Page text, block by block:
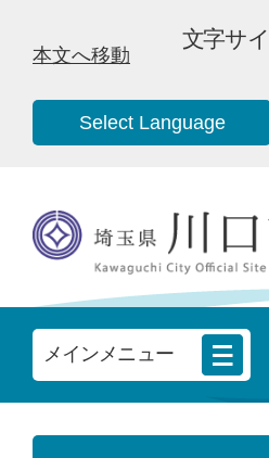
本文へ移動
文字サ
Select Language
メインメニュー